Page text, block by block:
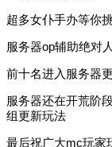
超多女仆手办等你
服务器op辅助绝对
前十名进入服务器
服务器还在开荒阶
组更新玩法
最后祝广大mc玩家